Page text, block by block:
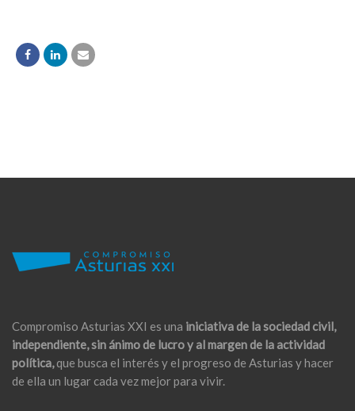
Compromiso Asturias XXI es una iniciativa de la sociedad civil,
independiente, sin ánimo de lucro y al margen de la actividad
política,que busca el interés y el progreso de Asturias y hacer
de ella un lugar cada vez mejor para vivir.